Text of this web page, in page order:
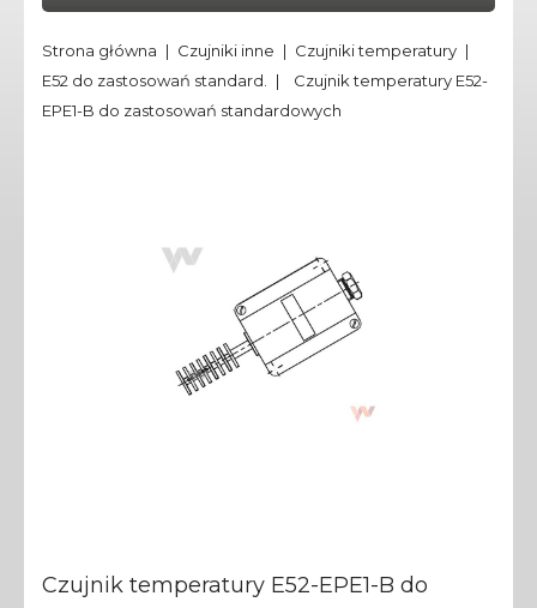
Strona główna Czujniki inne
Czujniki temperatury
E52 do zastosowań standard.
Czujnik temperatury E52-
EPE1-B do zastosowań standardowych
Czujnik temperatury E52-EPE1-B do